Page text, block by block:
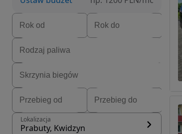
Lokalizacja
Prabuty, Kwidzyn